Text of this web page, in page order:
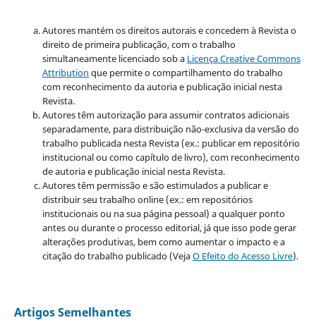
Autores mantém os direitos autorais e concedem à Revista o
direito de primeira publicação, com o trabalho
simultaneamente licenciado sob a Licença Creative Commons
Attribution que permite o compartilhamento do trabalho
com reconhecimento da autoria e publicação inicial nesta
Revista.
Autores têm autorização para assumir contratos adicionais
separadamente, para distribuição não-exclusiva da versão do
trabalho publicada nesta Revista (ex.: publicar em repositório
institucional ou como capítulo de livro), com reconhecimento
de autoria e publicação inicial nesta Revista.
Autores têm permissão e são estimulados a publicar e
distribuir seu trabalho online (ex.: em repositórios
institucionais ou na sua página pessoal) a qualquer ponto
antes ou durante o processo editorial, já que isso pode gerar
alterações produtivas, bem como aumentar o impacto e a
citação do trabalho publicado (VejaO Efeito do Acesso Livre).
Artigos Semelhantes